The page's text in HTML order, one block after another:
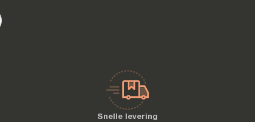
Snelle levering